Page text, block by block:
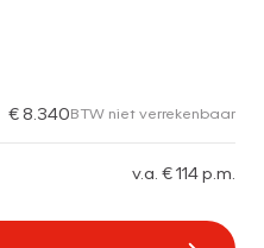
€ 8.340BTW niet verrekenbaar
v.a. € 114 p.m.